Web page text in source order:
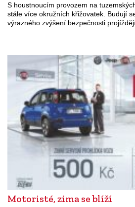
S houstnoucím provozem na
stále více okružních křižovatek. Budují
výrazného zvýšení bezpečnosti
Motoristé, zima se blíží